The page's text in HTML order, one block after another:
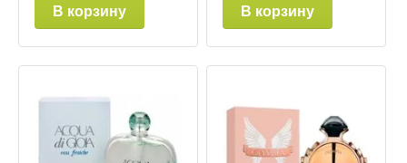
В корзину В корзину